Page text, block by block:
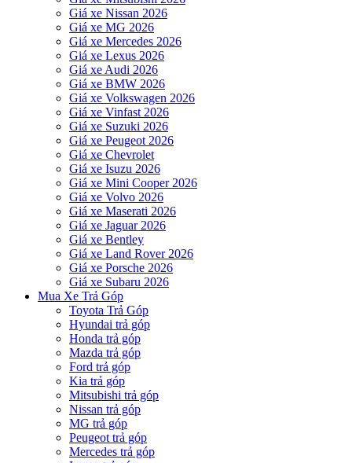
Giá xe Nissan 2026
Giá xe MG 2026
Giá xe Mercedes 2026
Giá xe Lexus 2026
Giá xe Audi 2026
Giá xe BMW 2026
Giá xe Volkswagen 2026
Giá xe Vinfast 2026
Giá xe Suzuki 2026
Giá xe Peugeot 2026
Giá xe Chevrolet
Giá xe Isuzu 2026
Giá xe Mini Cooper 2026
Giá xe Volvo 2026
Giá xe Maserati 2026
Giá xe Jaguar 2026
Giá xe Bentley
Giá xe Land Rover 2026
Giá xe Porsche 2026
Giá xe Subaru 2026
Mua Xe Trả Góp
Toyota Trả Góp
Hyundai trả góp
Honda trả góp
Mazda trả góp
Ford trả góp
Kia trả góp
Mitsubishi trả góp
Nissan trả góp
MG trả góp
Peugeot trả góp
Mercedes trả góp